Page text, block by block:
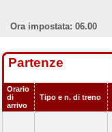
Ora impostata: 06.00
Partenze
Orario
di
arrivo
Tipo e n. di treno